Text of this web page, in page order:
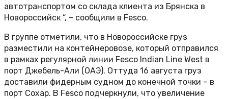
автотранспортом со склада клиента из Брянска в
Новороссийск “, – сообщили в Fesco.
В группе отметили, что в Новороссийске груз
разместили на контейнеровозе, который отправился
в рамках регулярной линии Fesco Indian Line West в
порт Джебель-Али (ОАЭ). Оттуда 16 августа груз
доставили фидерным судном до конечной точки – в
порт Сохар. В Fesco подчеркнули, что увеличение